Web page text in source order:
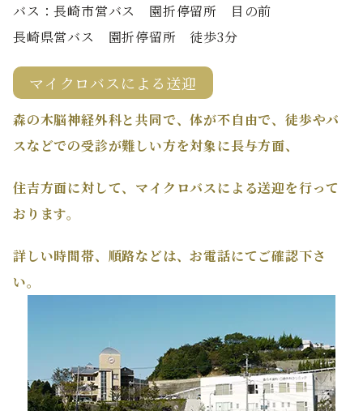
バス：長崎市営バス 園折停留所 目の前
長崎県営バス 園折停留所 徒歩3分
マイクロバスによる送迎
森の木脳神経外科と共同で、体が不自由で、徒歩やバ
スなどでの受診が難しい方を対象に長与方面、
住吉方面に対して、マイクロバスによる送迎を行って
おります。
詳しい時間帯、順路などは、お電話にてご確認下さ
い。